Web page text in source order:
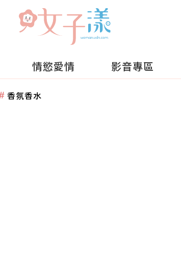
情慾愛情 影音專區
香氛香水